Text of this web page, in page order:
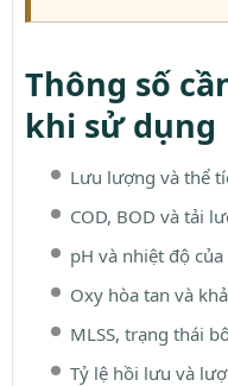
Thông số
khi sử dụng
Lưu lượng và thể
COD, BOD và tải
pH và nhiệt độ
Oxy hòa tan và
MLSS, trạng thái
Tỷ lệ hồi lưu và